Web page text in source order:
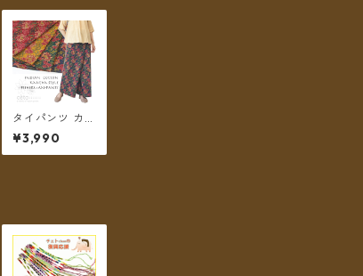
タイパンツ カン
タ刺繍スタイル
インド綿 インド
更紗 no.2 オリ
無料】
¥3,990